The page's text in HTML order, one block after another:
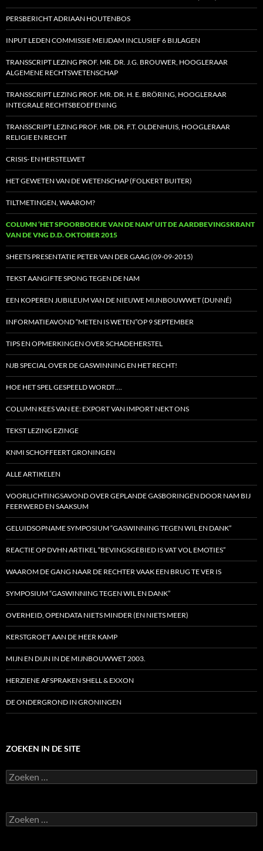
PERSBERICHT ADRIAAN HOUTENBOS
INPUT LEDEN COMMISSIE MEIJDAM INCLUSIEF 6 BIJLAGEN
TRANSSCRIPT LEZING PROF. MR. DR. J.G. BROUWER, HOOGLERAAR
ALGEMENE RECHTSWETENSCHAP
TRANSSCRIPT LEZING PROF. MR. DR. H. E. BRÖRING, HOOGLERAAR
INTEGRALE RECHTSBEOEFENING
TRANSSCRIPT LEZING PROF. MR. DR. F.T. OLDENHUIS, HOOGLERAAR
RELIGIE EN RECHT
CRISIS- EN HERSTELWET
HET GEWETEN VAN DE WETENSCHAP (FOLKERT BUITER)
TILTMETINGEN, WAAROM?
COLUMN ‘HET SPOORBOEKJE VAN DE NAM’ UIT DE AARDBEVINGSKRANT
VAN DE VNG D.D. OKTOBER 2015
SHEETS PRESENTATIE PETER VAN DER GAAG (09-09-2015)
TEKST AANGIFTE SPONG TEGEN DE NAM
EEN KOPEREN JUBILEUM VAN DE NIEUWE MIJNBOUWWET (DUNNÉ)
INFORMATIEAVOND “METEN IS WETEN”OP 9 SEPTEMBER
TIPS EN OPMERKINGEN OVER SCHADEHERSTEL
NJB SPECIAL OVER DE GASWINNING EN HET RECHT!
HOE HET SPEL GESPEELD WORDT….
COLUMN KEES VAN EE: EXPORT VAN IMPORT NEKT ONS
TEKST LEZING EZINGE
KNMI SCHOFFEERT GRONINGEN
ALLE ARTIKELEN
VOORLICHTINGSAVOND OVER GEPLANDE GASBORINGEN DOOR NAM BIJ
FEERWERD EN SAAKSUM
GELUIDSOPNAME SYMPOSIUM “GASWINNING TEGEN WIL EN DANK”
REACTIE OP DVHN ARTIKEL “BEVINGSGEBIED IS VAT VOL EMOTIES”
WAAROM DE GANG NAAR DE RECHTER VAAK EEN BRUG TE VER IS
SYMPOSIUM “GASWINNING TEGEN WIL EN DANK”
OVERHEID, OPENDATA NIETS MINDER (EN NIETS MEER)
KERSTGROET AAN DE HEER KAMP
MIJN EN DIJN IN DE MIJNBOUWWET 2003.
HERZIENE AFSPRAKEN SHELL & EXXON
DE ONDERGROND IN GRONINGEN
ZOEKEN IN DE SITE
Zoeken
naar:
Zoeken
naar: